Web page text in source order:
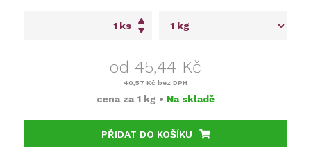
ks
od 45,44 Kč
40,57 Kč bez DPH
cena za 1 kg • Na skladě
PŘIDAT DO KOŠÍKU